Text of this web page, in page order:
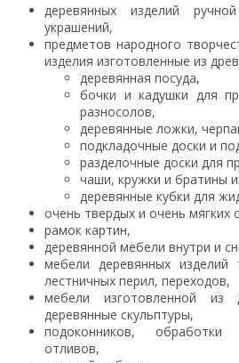
деревянных изделий
украшений,
предметов народного
изделия изготовленные из
деревянная посуда,
бочки и кадушки для
разносолов,
деревянные ложки,
подкладочные доски и
разделочные доски для
чаши, кружки и братины
деревянные кубки для
очень твердых и очень мягких
рамок картин,
деревянной мебели внутри и
мебели деревянных изделий
лестничных перил, переходов,
мебели изготовленной из
деревянные скульптуры,
подоконников, обработки
отливов,